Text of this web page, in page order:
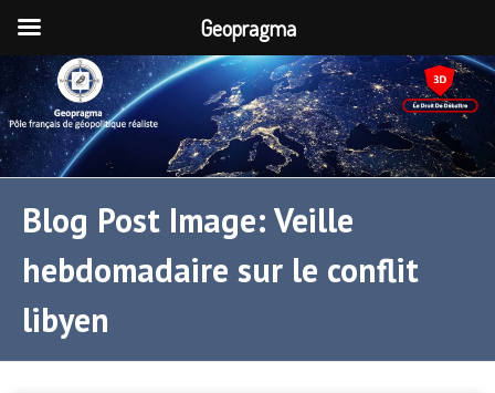
Blog Post Image: Veille
hebdomadaire sur le conflit
libyen
Geopragma